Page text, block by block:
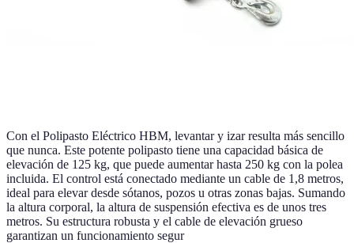
Con el Polipasto Eléctrico HBM, levantar y izar resulta más sencillo
que nunca. Este potente polipasto tiene una capacidad básica de
elevación de 125 kg, que puede aumentar hasta 250 kg con la polea
incluida. El control está conectado mediante un cable de 1,8 metros,
ideal para elevar desde sótanos, pozos u otras zonas bajas. Sumando
la altura corporal, la altura de suspensión efectiva es de unos tres
metros. Su estructura robusta y el cable de elevación grueso
garantizan un funcionamiento segur